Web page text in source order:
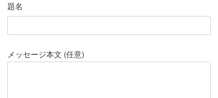
題名
メッセージ本文 (任意)